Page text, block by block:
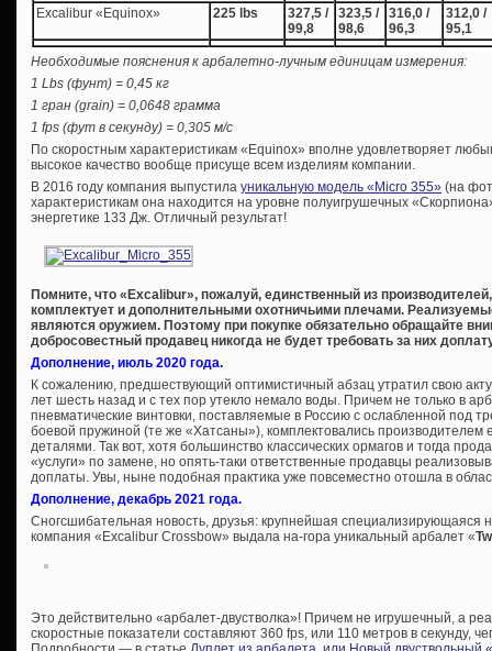
Excalibur «Equinox» 225 lbs
327,5 /
99,8
323,5 /
98,6
316,0 /
96,3
312,0 /
95,1
Необходимые пояснения к арбалетно-лучным единицам измерения:
1 Lbs (фунт) = 0,45 кг
1 гран (grain) = 0,0648 грамма
1 fps (фут в секунду) = 0,305 м/с
По скоростным характеристикам «Equinox» вполне удовлетворяет
высокое качество вообще присуще всем изделиям компании.
В 2016 году компания выпустила уникальную модель «Micro 355» (на
характеристикам она находится на уровне полуигрушечных
энергетике 133 Дж. Отличный результат!
Помните, что «Excalibur», пожалуй, единственный из
комплектует и дополнительными охотничьими плечами.
являются оружием. Поэтому при покупке обязательно обращайте
добросовестный продавец никогда не будет требовать за них
Дополнение, июль 2020 года.
К сожалению, предшествующий оптимистичный абзац утратил свою
лет шесть назад и с тех пор утекло немало воды. Причем не только в
пневматические винтовки, поставляемые в Россию с ослабленной под
боевой пружиной (те же «Хатсаны»), комплектовались
деталями. Так вот, хотя большинство классических ормагов и тогда
«услуги» по замене, но опять-таки ответственные продавцы
доплаты. Увы, ныне подобная практика уже повсеместно отошла в
Дополнение, декабрь 2021 года.
Сногсшибательная новость, друзья: крупнейшая специализирующаяся
компания «Excalibur Crossbow» выдала на-гора уникальный арбалет «
Это действительно «арбалет-двустволка»! Причем не игрушечный, а
скоростные показатели составляют 360 fps, или 110 метров в секунду,